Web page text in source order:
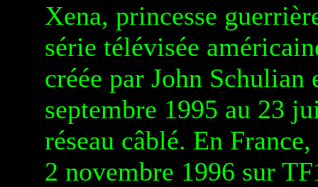
Xena, princesse
série télévisée
créée par John
septembre 1995 au 23
réseau câblé. En
2 novembre 1996 sur